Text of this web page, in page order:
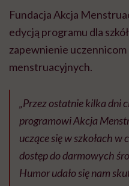
Fundacja Akcja
edycją programu dla
zapewnienie
menstruacyjnych.
„Przez ostatnie kilka dni
programowi Akcja
uczące się w szkołach w
dostęp do darmowych
Humor udało się nam